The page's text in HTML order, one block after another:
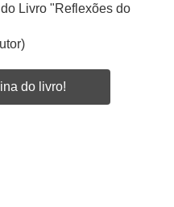
Livro "Reflexões do
do livro!